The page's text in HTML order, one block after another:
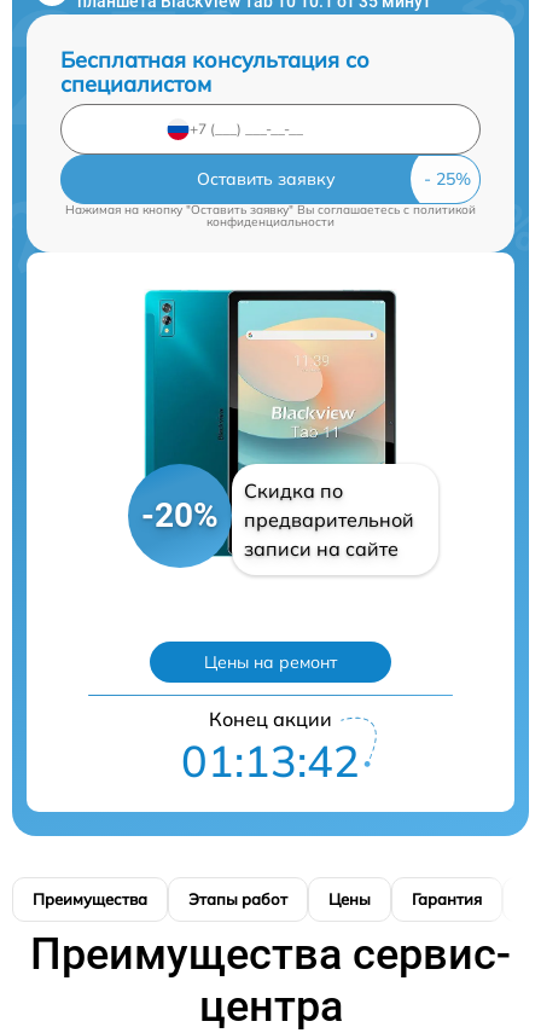
Бесплатная консультация со
специалистом
Оставить заявку
Нажимая на кнопку "Оставить заявку" Вы соглашаетесь cполитикой
конфиденциальности
-20%
Скидка по
предварительной
записи на сайте
Цены на ремонт
Конец акции
01:13:41
Преимущества Этапы работ Цены Гарантия
Преимущества сервис-
центра